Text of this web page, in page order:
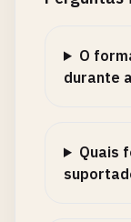
O
durante
Quais